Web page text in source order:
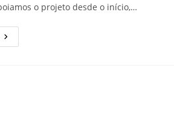
o projeto desde o início,…